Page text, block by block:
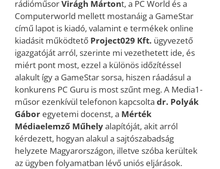
rádióműsorVirágh Mártont, a PC World és a
Computerworld mellett mostanáig a GameStar
című lapot is kiadó, valamint e termékek online
kiadásit működtető Project029 Kft. ügyvezető
igazgatóját arról, szerinte mi vezethetett ide, és
miért pont most, ezzel a különös időzítéssel
alakult így a GameStar sorsa, hiszen ráadásul a
konkurens PC Guru is most szűnt meg. A Media1-
műsor ezenkívül telefonon kapcsolta dr. Polyák
Gábor egyetemi docenst, a Mérték
Médiaelemző Műhelyalapítóját, akit arról
kérdezett, hogyan alakul a sajtószabadság
helyzete Magyarországon, illetve szóba kerültek
az ügyben folyamatban lévő uniós eljárások.